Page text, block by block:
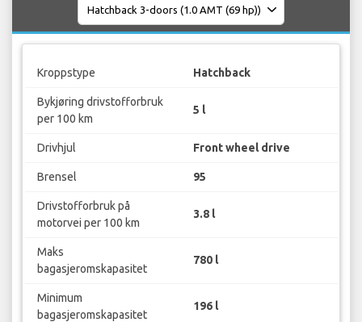
Kroppstype Hatchback
Bykjøring drivstofforbruk
per 100 km
5 l
Drivhjul Front wheel drive
Brensel 95
Drivstofforbruk på
motorvei per 100 km
3.8 l
Maks
bagasjeromskapasitet
780 l
Minimum
bagasjeromskapasitet
196 l